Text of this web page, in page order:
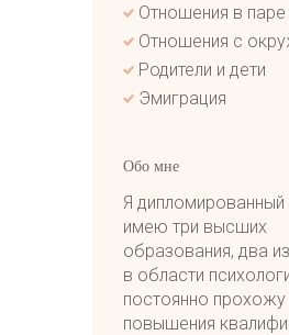
Отношения в паре
Отношения с
Родители и дети
Эмиграция
Обо мне
Я дипломированный
имею три высших
образования, два
в области
постоянно прохожу
повышения